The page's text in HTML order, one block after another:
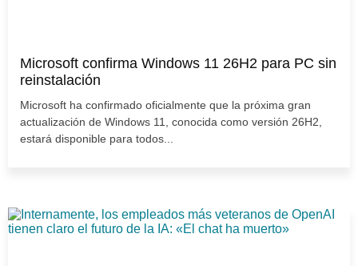
Microsoft confirma Windows 11 26H2 para PC sin
reinstalación
Microsoft ha confirmado oficialmente que la próxima gran
actualización de Windows 11, conocida como versión 26H2,
estará disponible para todos...